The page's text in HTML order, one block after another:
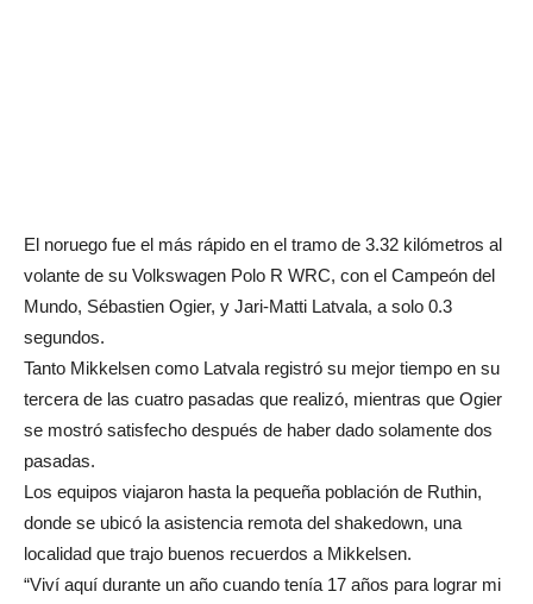
El noruego fue el más rápido en el tramo de 3.32 kilómetros al
volante de su Volkswagen Polo R WRC, con el Campeón del
Mundo, Sébastien Ogier, y Jari-Matti Latvala, a solo 0.3
segundos.
Tanto Mikkelsen como Latvala registró su mejor tiempo en su
tercera de las cuatro pasadas que realizó, mientras que Ogier
se mostró satisfecho después de haber dado solamente dos
pasadas.
Los equipos viajaron hasta la pequeña población de Ruthin,
donde se ubicó la asistencia remota del shakedown, una
localidad que trajo buenos recuerdos a Mikkelsen.
“Viví aquí durante un año cuando tenía 17 años para lograr mi